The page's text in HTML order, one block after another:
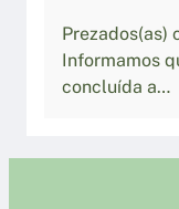
Prezados(as)
Informamos
concluída a…